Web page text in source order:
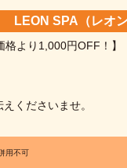
LEON SPA（レオン
格より1,000円OFF！】
くださいませ。
用不可